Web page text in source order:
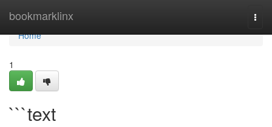
bookmarklinx
Home
Home
1
```text